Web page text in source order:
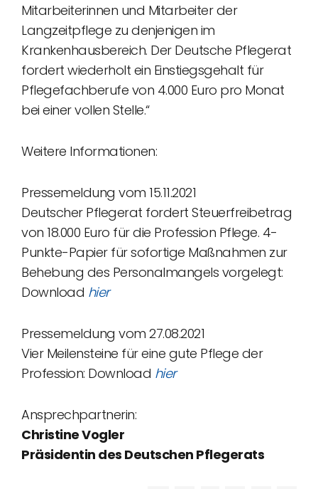
Mitarbeiterinnen und Mitarbeiter der
Langzeitpflege zu denjenigen im
Krankenhausbereich. Der Deutsche Pflegerat
fordert wiederholt ein Einstiegsgehalt für
Pflegefachberufe von 4.000 Euro pro Monat
bei einer vollen Stelle.“
Weitere Informationen:
Pressemeldung vom 15.11.2021
Deutscher Pflegerat fordert Steuerfreibetrag
von 18.000 Euro für die Profession Pflege. 4-
Punkte-Papier für sofortige Maßnahmen zur
Behebung des Personalmangels vorgelegt:
Download hier
Pressemeldung vom 27.08.2021
Vier Meilensteine für eine gute Pflege der
Profession: Download hier
Ansprechpartnerin:
Christine Vogler
Präsidentin des Deutschen Pflegerats